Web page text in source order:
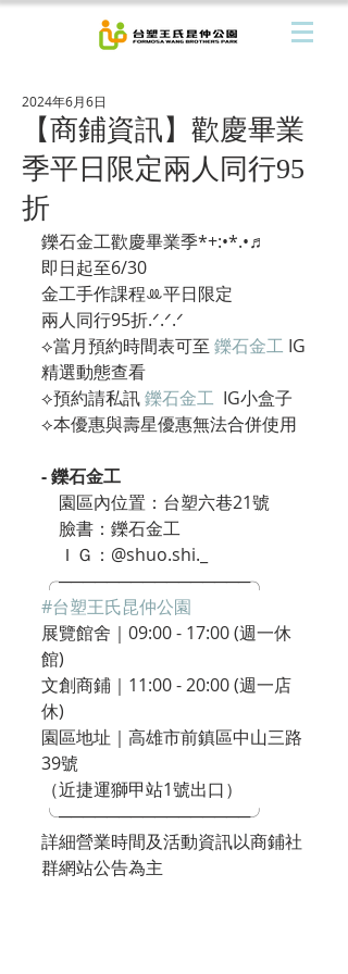
【商鋪資訊】歡慶畢業
季平日限定兩人同行95
折‪‪
2024年6月6日
鑠石金工歡慶畢業季*+:•*.•♬
即日起至6/30
金工手作課程‪ꔛ‬平日限定
兩人同行95折‪‪.ᐟ‪‪.ᐟ.ᐟ
︎︎⟡當月預約時間表可至 鑠石金工 IG
精選動態查看
︎︎⟡預約請私訊 鑠石金工 IG小盒子
⟡本優惠與壽星優惠無法合併使用
- 鑠石金工
園區內位置：台塑六巷21號
臉書：鑠石金工
ＩＧ：@shuo.shi._
╭────────────────╮
#台塑王氏昆仲公園
展覽館舍｜09:00 - 17:00 (週一休
館)
文創商鋪｜11:00 - 20:00 (週一店
休)
園區地址｜高雄市前鎮區中山三路
39號
（近捷運獅甲站1號出口）
╰────────────────╯
詳細營業時間及活動資訊以商鋪社
群網站公告為主